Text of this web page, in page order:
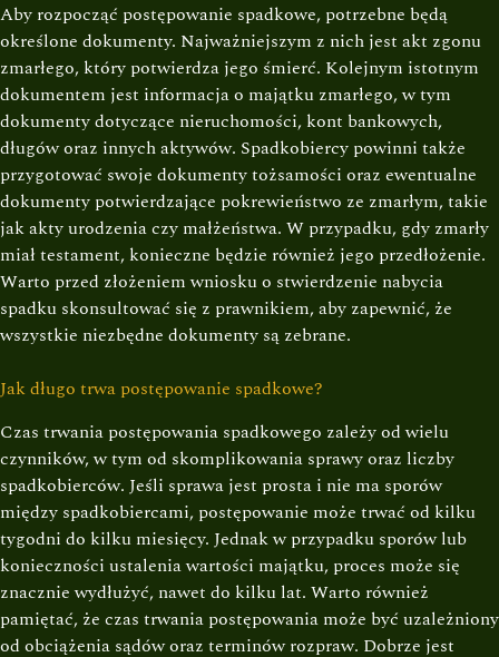
Aby rozpocząć postępowanie spadkowe, potrzebne będą
określone dokumenty. Najważniejszym z nich jest akt zgonu
zmarłego, który potwierdza jego śmierć. Kolejnym istotnym
dokumentem jest informacja o majątku zmarłego, w tym
dokumenty dotyczące nieruchomości, kont bankowych,
długów oraz innych aktywów. Spadkobiercy powinni także
przygotować swoje dokumenty tożsamości oraz ewentualne
dokumenty potwierdzające pokrewieństwo ze zmarłym, takie
jak akty urodzenia czy małżeństwa. W przypadku, gdy zmarły
miał testament, konieczne będzie również jego przedłożenie.
Warto przed złożeniem wniosku o stwierdzenie nabycia
spadku skonsultować się z prawnikiem, aby zapewnić, że
wszystkie niezbędne dokumenty są zebrane.
Jak długo trwa postępowanie spadkowe?
Czas trwania postępowania spadkowego zależy od wielu
czynników, w tym od skomplikowania sprawy oraz liczby
spadkobierców. Jeśli sprawa jest prosta i nie ma sporów
między spadkobiercami, postępowanie może trwać od kilku
tygodni do kilku miesięcy. Jednak w przypadku sporów lub
konieczności ustalenia wartości majątku, proces może się
znacznie wydłużyć, nawet do kilku lat. Warto również
pamiętać, że czas trwania postępowania może być uzależniony
od obciążenia sądów oraz terminów rozpraw. Dobrze jest